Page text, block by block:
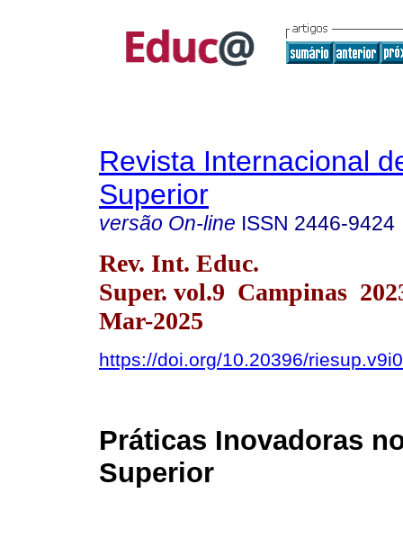
Revista Internacional
Superior
versão On-line ISSN 2446-9424
Rev. Int. Educ.
Super. vol.9 Campinas
Mar-2025
https://doi.org/10.20396/
Práticas Inovadoras
Superior